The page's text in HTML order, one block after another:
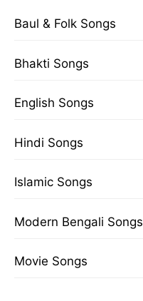
Baul & Folk Songs
Bhakti Songs
English Songs
Hindi Songs
Islamic Songs
Modern Bengali Songs
Movie Songs